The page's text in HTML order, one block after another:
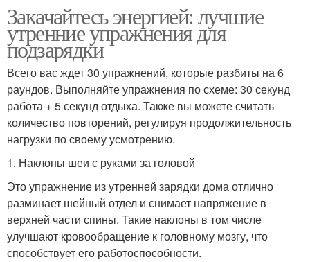
Закачайтесь энергией: лучшие
утренние упражнения для
подзарядки
Всего вас ждет 30 упражнений, которые разбиты на 6
раундов. Выполняйте упражнения по схеме: 30 секунд
работа + 5 секунд отдыха. Также вы можете считать
количество повторений, регулируя продолжительность
нагрузки по своему усмотрению.
1. Наклоны шеи с руками за головой
Это упражнение из утренней зарядки дома отлично
разминает шейный отдел и снимает напряжение в
верхней части спины. Такие наклоны в том числе
улучшают кровообращение к головному мозгу, что
способствует его работоспособности.